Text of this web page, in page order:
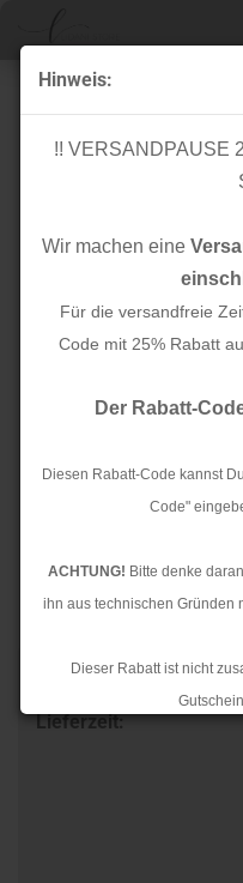
Hinweis:
!! VERSANDPAUSE
Wir machen eine
Für die versandfreie
Code mit 25% Rabatt
Der Rabatt-
Diesen Rabatt-Code kannst
Code"
ACHTUNG! Bitte denke
ihn aus technischen Gründen
Dieser Rabatt ist nicht
RESTSTÜCK 1,10m !!! -
Fibremood
Lieferzeit: